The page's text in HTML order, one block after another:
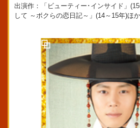
出演作：「ビューティー･インサイド」
して ～ボクらの恋日記～」(14～15年)ほか